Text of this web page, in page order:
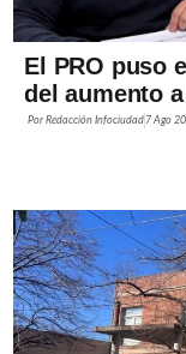
El PRO puso
del aumento
PorRedacción Infociudad 7 Ago